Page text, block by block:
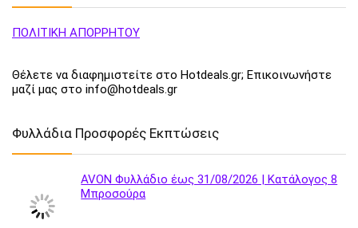
ΠΟΛΙΤΙΚΗ ΑΠΟΡΡΗΤΟΥ
Θέλετε να διαφημιστείτε στο Hotdeals.gr; Επικοινωνήστε
μαζί μας στο info@hotdeals.gr
Φυλλάδια Προσφορές Εκπτώσεις
AVON Φυλλάδιο έως 31/08/2026 | Κατάλογος 8
Μπροσούρα